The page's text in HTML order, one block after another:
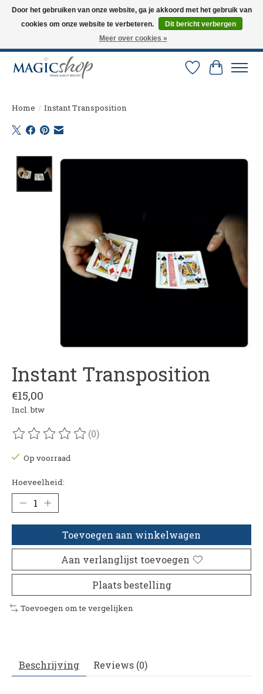
Altijd de nieuwste trucs op voorraad. Snelle verzending via PostNL en DHL.
Langskomen in onze winkel? Bel of mail om een afspraak te maken. 0251-
Verlanglijst
Home / Instant Transposition
Product image slideshow Items
Instant Transposition
€15,00
Incl. btw
De beoordeling van dit product is
(0)
Op voorraad
Hoeveelheid:
Toevoegen aan winkelwagen
Aan verlanglijst toevoegen
Plaats bestelling
Toevoegen om te vergelijken
Beschrijving Reviews (0)
Door het gebruiken van onze website, ga je akkoord met het gebruik van
cookies om onze website te verbeteren.
Dit bericht verbergen
Meer over cookies »